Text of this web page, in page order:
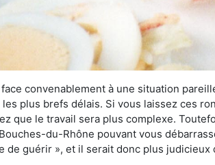
convenablement à une situation
les plus brefs délais. Si vous laissez ces
que le travail sera plus complexe.
du-Rhône pouvant vous
de guérir », et il serait donc plus